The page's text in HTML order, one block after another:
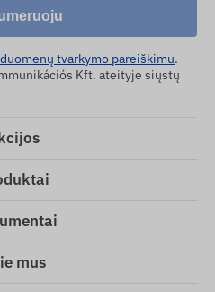
duomenų tvarkymo pareiškimu.
Kft. ateityje siųstų
mus